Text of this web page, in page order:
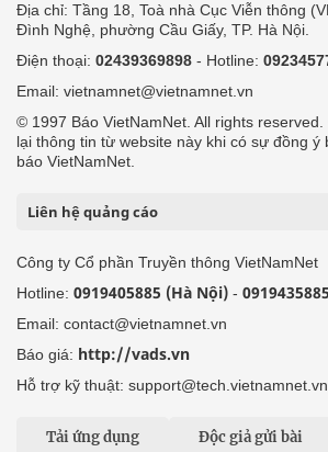
Địa chỉ: Tầng 18, Toà nhà Cục Viễn thông
Đình Nghệ, phường Cầu Giấy, TP. Hà Nội.
Điện thoại: 02439369898 - Hotline:
Email: vietnamnet@vietnamnet.vn
© 1997 Báo VietNamNet. All rights
lại thông tin từ website này khi có sự đồng ý
báo VietNamNet.
Liên hệ quảng cáo
Công ty Cổ phần Truyền thông VietNamNet
Hotline: 0919405885 (Hà Nội) -
Email: contact@vietnamnet.vn
Báo giá: http://vads.vn
Hỗ trợ kỹ thuật: support@tech.vietnamnet.vn
Tải ứng dụng Độc giả gửi bài